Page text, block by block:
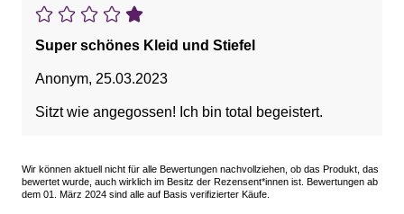
Super schönes Kleid und Stiefel
Anonym, 25.03.2023
Sitzt wie angegossen! Ich bin total begeistert.
Wir können aktuell nicht für alle Bewertungen nachvollziehen, ob das Produkt, das
bewertet wurde, auch wirklich im Besitz der Rezensent*innen ist. Bewertungen ab
dem 01. März 2024 sind alle auf Basis verifizierter Käufe.